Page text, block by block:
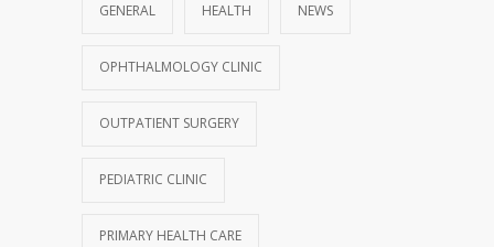
GENERAL HEALTH NEWS
OPHTHALMOLOGY CLINIC
OUTPATIENT SURGERY
PEDIATRIC CLINIC
PRIMARY HEALTH CARE